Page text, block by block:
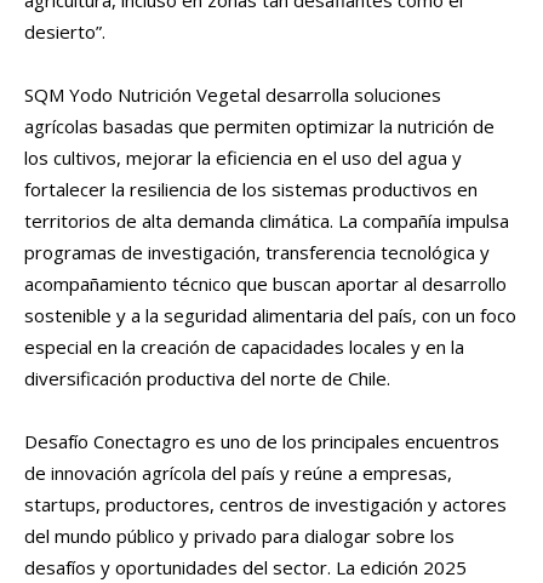
desierto”.
SQM Yodo Nutrición Vegetal desarrolla soluciones
agrícolas basadas que permiten optimizar la nutrición de
los cultivos, mejorar la eficiencia en el uso del agua y
fortalecer la resiliencia de los sistemas productivos en
territorios de alta demanda climática. La compañía impulsa
programas de investigación, transferencia tecnológica y
acompañamiento técnico que buscan aportar al desarrollo
sostenible y a la seguridad alimentaria del país, con un foco
especial en la creación de capacidades locales y en la
diversificación productiva del norte de Chile.
Desafío Conectagro es uno de los principales encuentros
de innovación agrícola del país y reúne a empresas,
startups, productores, centros de investigación y actores
del mundo público y privado para dialogar sobre los
desafíos y oportunidades del sector. La edición 2025